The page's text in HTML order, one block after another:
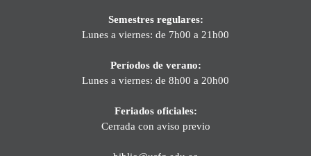
Semestres regulares:
Lunes a viernes: de 7h00 a 21h00
Períodos de verano:
Lunes a viernes: de 8h00 a 20h00
Feriados oficiales:
Cerrada con aviso previo